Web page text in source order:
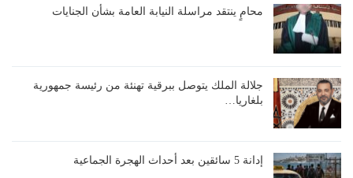
محامٍ ينتقد مراسلة النيابة العامة بشأن الجنايات
جلالة الملك يتوصل ببرقية تهنئة من رئيسة جمهورية
بلغاريا…
إدانة 5 سائقين بعد أحداث الهجرة الجماعية